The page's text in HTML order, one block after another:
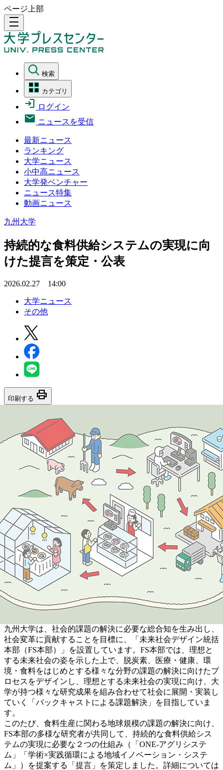
ページ上部
density_medium
検索
カテゴリ
ログイン
ニュースを受信
最新ニュース
ランキング
大学ニュース
小中高ニュース
大学発ベンチャー
ニュース特集
動画ニュース
九州大学
持続的な食料供給システムの実現に向
けた提言を策定・公表
2026.02.27 14:00
大学ニュース
その他
印刷する print
九州大学は、社会的課題の解決に必要な総合知を生み出し、
社会変革に貢献することを目標に、「未来社会デザイン統括
本部（FS本部）」を設置しています。FS本部では、理想と
する未来社会の姿を示した上で、脱炭素、医療・健康、環
境・食料をはじめとする様々な分野の課題の解決に向けたプ
ロセスをデザインし、理想とする未来社会の実現に向け、大
学が持つ様々な研究成果を組み合わせて社会に展開・実装し
ていく「バックキャストによる課題解決」を目指していま
す。
このたび、食料生産に関わる地球規模の課題の解決に向け、
FS本部の多様な研究者が共同して、持続的な食料供給シス
テムの実現に必要な２つの仕組み（「ONE-アグリシステ
ム」「学術×実践循環による地域イノベーション・システ
ム」）を提案する「提言」を策定しました。詳細については